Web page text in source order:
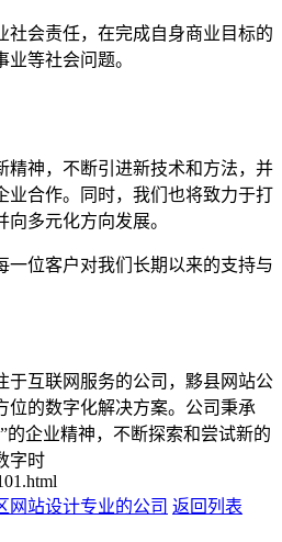
社会责任，在完成自身商业目标的
等社会问题。
精神，不断引进新技术和方法，并
业合作。同时，我们也将致力于打
多元化方向发展。
一位客户对我们长期以来的支持与
于互联网服务的公司，黟县网站公
位的数字化解决方案。公司秉承
的企业精神，不断探索和尝试新的
字时
网站设计专业的公司 返回列表